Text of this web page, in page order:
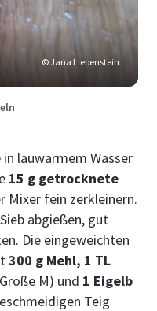
© Jana Liebenstein
in lauwarmem Wasser
15 g getrocknete
Mixer fein zerkleinern.
abgießen, gut
Die eingeweichten
300 g Mehl, 1 TL
M) und 1 Eigelb
Teig